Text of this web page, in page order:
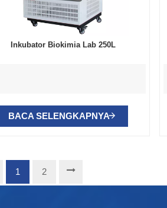
Inkubator Biokimia Lab 250L
BACA SELENGKAPNYA
1 2